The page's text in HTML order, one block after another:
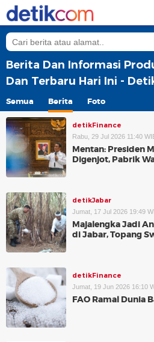
Berita Dan Informasi
Dan Terbaru Hari Ini -
Semua Berita Foto
detikFinance
Rabu, 29 Jul 2026 11:40
Mentan: Presiden
Digenjot, Pabrik
detikJabar
Jumat, 17 Jul 2026 19:49
Majalengka Jadi
di Jabar, Topang
detikFinance
Jumat, 19 Jun 2026 16:10
FAO Ramal Dunia